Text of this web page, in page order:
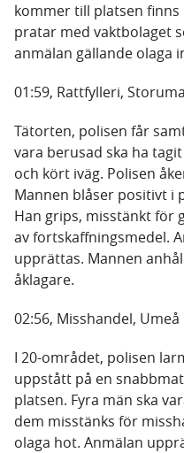
kommer till platsen finns
pratar med vaktbolaget
anmälan gällande olaga
01:59, Rattfylleri,
Tätorten, polisen får
vara berusad ska ha
och kört iväg. Polisen
Mannen blåser positivt i
Han grips, misstänkt för
av fortskaffningsmedel.
upprättas. Mannen
åklagare.
02:56, Misshandel, Umeå
I 20-området, polisen
uppstått på en
platsen. Fyra män ska
dem misstänks för
olaga hot. Anmälan